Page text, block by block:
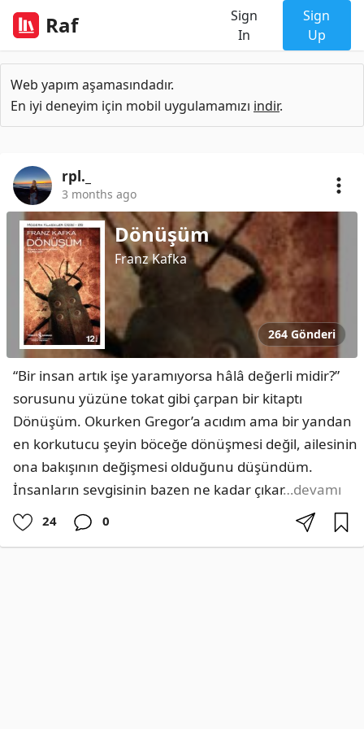
Raf
Sign
In
Sign
Up
Web yapım aşamasındadır.
En iyi deneyim için mobil uygulamamızı indir.
rpl._
3 months ago
Dönüşüm
Franz Kafka
264 Gönderi
“Bir insan artık işe yaramıyorsa hâlâ değerli midir?”
sorusunu yüzüne tokat gibi çarpan bir kitaptı
Dönüşüm. Okurken Gregor’a acıdım ama bir yandan
en korkutucu şeyin böceğe dönüşmesi değil, ailesinin
ona bakışının değişmesi olduğunu düşündüm.
İnsanların sevgisinin bazen ne kadar çıkar…devamı
24 0